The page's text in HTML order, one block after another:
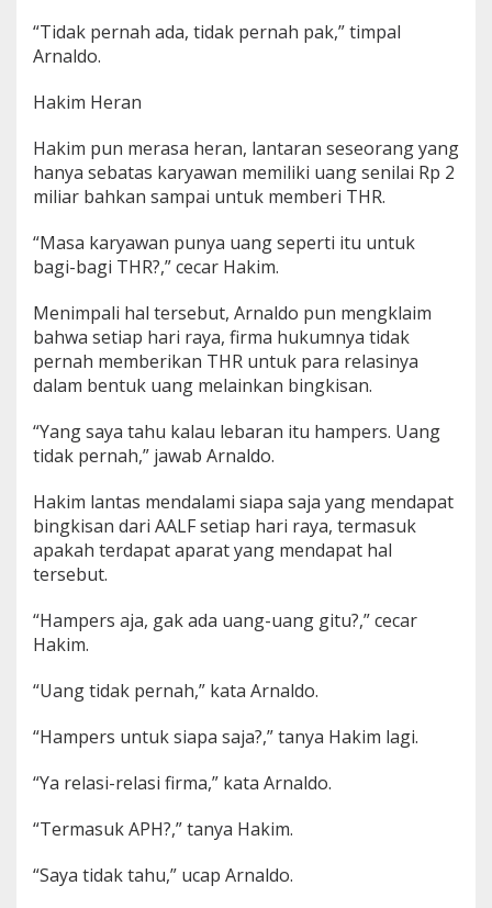
“Tidak pernah ada, tidak pernah pak,” timpal
Arnaldo.
Hakim Heran
Hakim pun merasa heran, lantaran seseorang yang
hanya sebatas karyawan memiliki uang senilai Rp 2
miliar bahkan sampai untuk memberi THR.
“Masa karyawan punya uang seperti itu untuk
bagi-bagi THR?,” cecar Hakim.
Menimpali hal tersebut, Arnaldo pun mengklaim
bahwa setiap hari raya, firma hukumnya tidak
pernah memberikan THR untuk para relasinya
dalam bentuk uang melainkan bingkisan.
“Yang saya tahu kalau lebaran itu hampers. Uang
tidak pernah,” jawab Arnaldo.
Hakim lantas mendalami siapa saja yang mendapat
bingkisan dari AALF setiap hari raya, termasuk
apakah terdapat aparat yang mendapat hal
tersebut.
“Hampers aja, gak ada uang-uang gitu?,” cecar
Hakim.
“Uang tidak pernah,” kata Arnaldo.
“Hampers untuk siapa saja?,” tanya Hakim lagi.
“Ya relasi-relasi firma,” kata Arnaldo.
“Termasuk APH?,” tanya Hakim.
“Saya tidak tahu,” ucap Arnaldo.